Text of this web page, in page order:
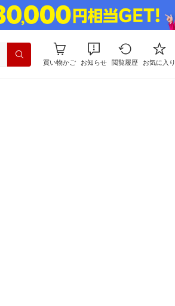
買い物かご お知らせ 閲覧履歴 お気に入り